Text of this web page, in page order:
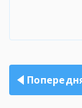
Навігація
записів